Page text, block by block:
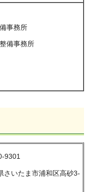
事務所
備事務所
9301
さいたま市浦和区高砂3-